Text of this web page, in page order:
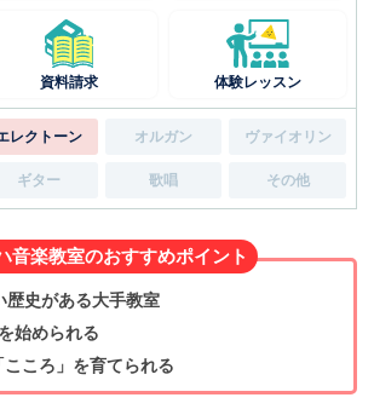
資料請求 体験レッスン
レクトーン オルガン ヴァイオリン
ギター 歌唱 その他
音楽教室のおすすめポイント
歴史がある大手教室
始められる
ころ」を育てられる